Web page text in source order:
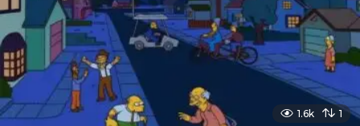
1.6k 1